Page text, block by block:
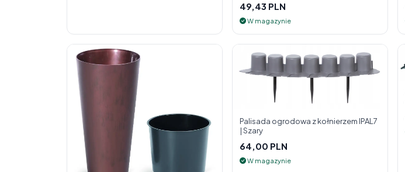
49,43 PLN
W magazynie
Palisada ogrodowa z kołnierzem IPAL7
| Szary
64,00 PLN
W magazynie